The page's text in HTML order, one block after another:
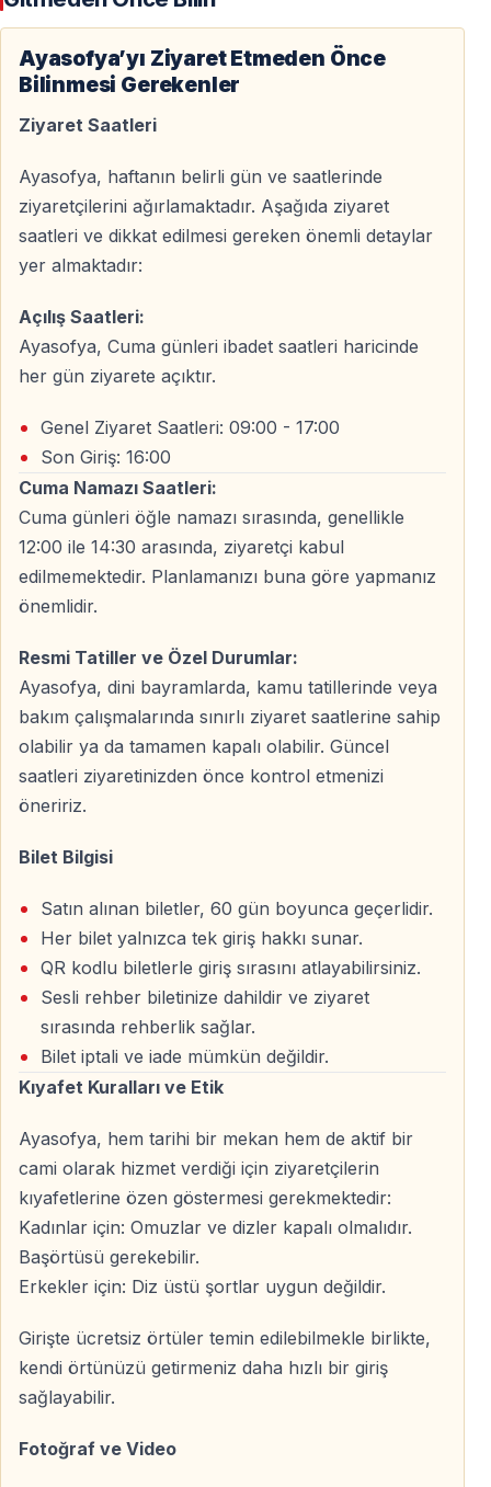
Ayasofya’yı Kendi Temponuzda Keşfedin
Biletinizesesli rehber hizmeti dahildir
sayesinde Ayasofya’nın binlerce yıllık geçmişini, mimari
dinleyerek keşfedebilirsiniz.
Sesli Rehber İçeriği
Bizans dönemine ait tarihsel bilgiler
Osmanlı dönemindeki dönüşümler
Kubbe, mozaikler ve mimari detaylar
Ayasofya’nın dini ve kültürel önemi
Sesli rehberTürkçe ve İngilizcebaşta olmak üzere
birden fazla dil seçeneği sunar.
Dijital Bilet Teslimatı – Hızlı ve Kolay
QR Kod ile Giriş
E-posta yoluyla
WhatsApp üzerinden
QR kodlu olarak tarafınıza gönderilir. Çıktı almanıza
gerek yoktur; girişte QR kodu göstermeniz yeterlidir.
Neden Vigo Tours Ayasofya Bileti?
Güvenli, Pratik ve Ziyaretçi Odaklı Hizmet
Vigo Tours, Ayasofya ziyaretinizi daha konforlu hale
getirmek için süreci en sade şekilde sunar.
Kuyruksuz giriş imkanı
60 gün geçerli esnek bilet
Dijital ve hızlı teslimat
İster ilk kez İstanbul’a geliyor olun ister tekrar ziyaret
ediyor olun, online Ayasofya bileti ile zamandan
kazanırsınız.
Ayasofya Ziyaretinizi Planlayın
Ayasofya’nın ziyaret gün ve saatleri dönemsel olarak
değişebilmektedir.
Ziyaret saatleri güncel duruma göre kontrol edilmelidir
Ayasofya’yı Ziyaret Etmeden Önce
Bilinmesi Gerekenler
Ziyaret Saatleri
Ayasofya, haftanın belirli gün ve saatlerinde
ziyaretçilerini ağırlamaktadır. Aşağıda ziyaret
saatleri ve dikkat edilmesi gereken önemli detaylar
yer almaktadır:
Açılış Saatleri:
Ayasofya, Cuma günleri ibadet saatleri haricinde
her gün ziyarete açıktır.
Genel Ziyaret Saatleri: 09:00 - 17:00
Son Giriş: 16:00
Cuma Namazı Saatleri:
Cuma günleri öğle namazı sırasında, genellikle
12:00 ile 14:30 arasında, ziyaretçi kabul
edilmemektedir. Planlamanızı buna göre yapmanız
önemlidir.
Resmi Tatiller ve Özel Durumlar:
Ayasofya, dini bayramlarda, kamu tatillerinde veya
bakım çalışmalarında sınırlı ziyaret saatlerine sahip
olabilir ya da tamamen kapalı olabilir. Güncel
saatleri ziyaretinizden önce kontrol etmenizi
öneririz.
Bilet Bilgisi
Satın alınan biletler, 60 gün boyunca geçerlidir.
Her bilet yalnızca tek giriş hakkı sunar.
QR kodlu biletlerle giriş sırasını atlayabilirsiniz.
Sesli rehber biletinize dahildir ve ziyaret
sırasında rehberlik sağlar.
Bilet iptali ve iade mümkün değildir.
Kıyafet Kuralları ve Etik
Ayasofya, hem tarihi bir mekan hem de aktif bir
cami olarak hizmet verdiği için ziyaretçilerin
kıyafetlerine özen göstermesi gerekmektedir:
Kadınlar için: Omuzlar ve dizler kapalı olmalıdır.
Başörtüsü gerekebilir.
Erkekler için: Diz üstü şortlar uygun değildir.
Girişte ücretsiz örtüler temin edilebilmekle birlikte,
kendi örtünüzü getirmeniz daha hızlı bir giriş
sağlayabilir.
Fotoğraf ve Video